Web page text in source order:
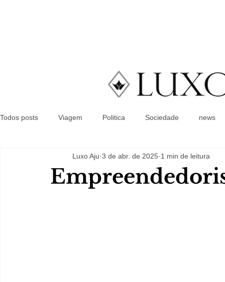
Todos posts Viagem Politica Sociedade news
Luxo Aju 3 de abr. de 2025 1 min de leitura